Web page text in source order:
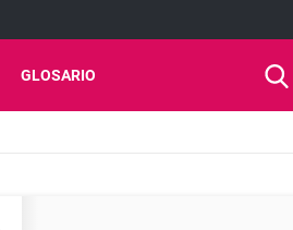
GLOSARIO